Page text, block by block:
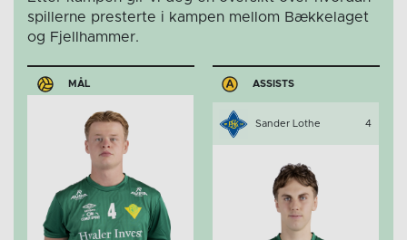
spillerne presterte i kampen mellom Bækkelaget
og Fjellhammer.
MÅL ASSISTS
Sander Lothe 4